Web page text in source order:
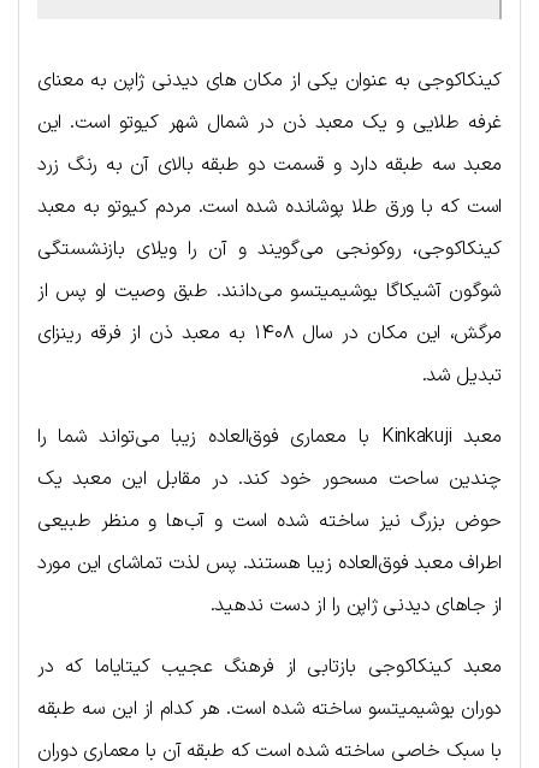
کینکاکوجی به عنوان یکی از مکان های دیدنی ژاپن به معنای
غرفه طلایی و یک معبد ذن در شمال شهر کیوتو است. این
معبد سه طبقه دارد و قسمت دو طبقه بالای آن به رنگ زرد
است که با ورق طلا پوشانده شده است. مردم کیوتو به معبد
کینکاکوجی، روکونجی می‌گویند و آن را ویلای بازنشستگی
شوگون آشیکاگا یوشیمیتسو می‌دانند. طبق وصیت او پس از
مرگش، این مکان در سال ۱۴۰۸ به معبد ذن از فرقه رینزای
تبدیل شد.
معبد Kinkakuji با معماری فوق‌العاده زیبا می‌تواند شما را
چندین ساحت مسحور خود کند. در مقابل این معبد یک
حوض بزرگ نیز ساخته شده است و آب‌ها و منظر طبیعی
اطراف معبد فوق‌العاده زیبا هستند. پس لذت تماشای این مورد
از جاهای دیدنی ژاپن را از دست ندهید.
معبد کینکاکوجی بازتابی از فرهنگ عجیب کیتایاما که در
دوران یوشیمیتسو ساخته شده است. هر کدام از این سه طبقه
با سبک خاصی ساخته شده است که طبقه آن با معماری دوران